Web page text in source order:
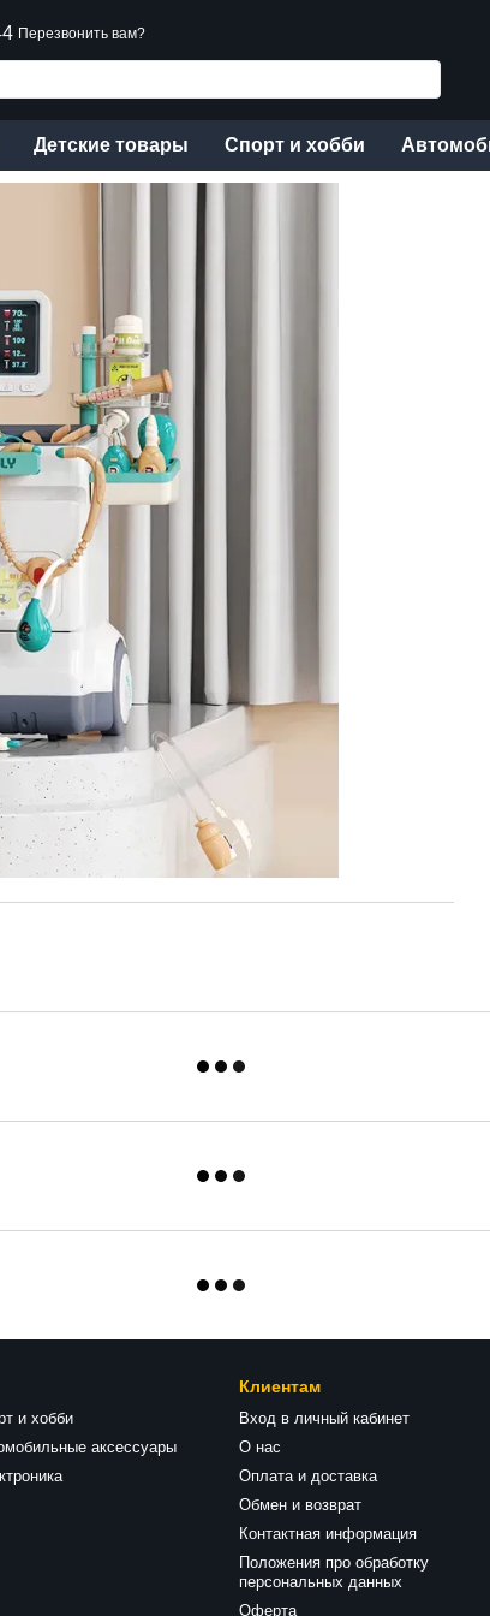
Перезвонить вам?
Детские товары Спорт и хобби
и хобби
аксессуары
Клиентам
Вход в личный кабинет
О нас
Оплата и доставка
Обмен и возврат
Контактная информация
Положения про обработку
персональных данных
Оферта